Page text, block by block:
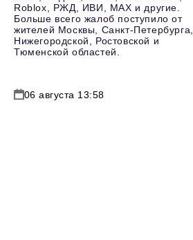
Roblox, РЖД, ИВИ, MAX и другие.
Больше всего жалоб поступило от
жителей Москвы, Санкт-Петербурга,
Нижегородской, Ростовской и
Тюменской областей.
06 августа 13:58